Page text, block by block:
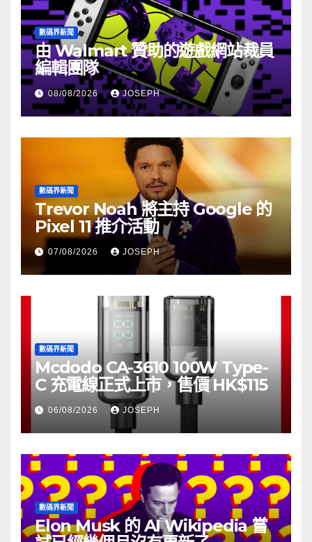
數碼界新聞
由 Walmart 贊助的遊戲網站裁員
編輯團隊
08/08/2026 JOSEPH
數碼界新聞
Trevor Noah 將主持 Google 的
Pixel 11 推介活動
07/08/2026 JOSEPH
數碼界新聞
Mcdodo CA-3610 100W Type-
C 充電線正式上市，售價 HK$115
06/08/2026 JOSEPH
數碼界新聞
Elon Musk 的 AI Wikipedia 嘗